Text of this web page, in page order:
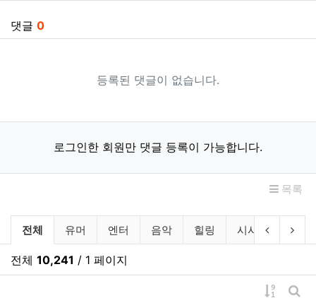
댓글 0
등록된 댓글이 없습니다.
로그인한 회원만 댓글 등록이 가능합니다.
목록
동영상 분류 목록
전체 유머 엔터 음악 힐링 시사 사회
이전 분류
다
전체 10,241 / 1 페이지
게시물